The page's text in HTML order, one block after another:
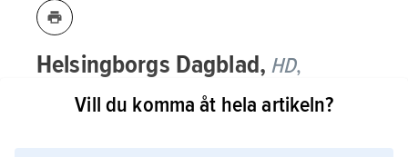
Helsingborgs Dagblad, HD,
allmänborgerlig morgontidning med
beteckningen oavhängig, etablerad
Vill du komma åt hela artikeln?